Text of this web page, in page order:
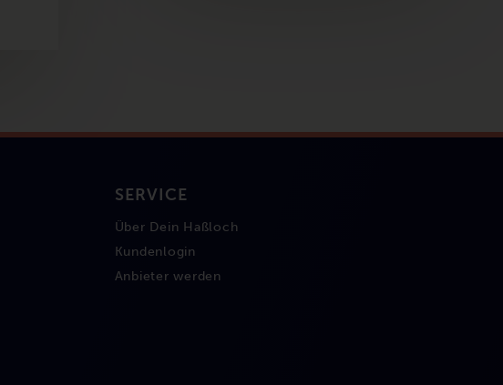
SERVICE
Über Dein Haßloch
Kundenlogin
Anbieter werden